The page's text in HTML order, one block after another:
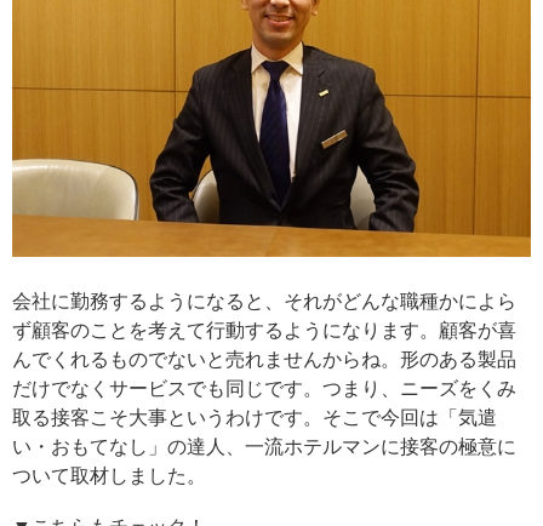
会社に勤務するようになると、それがどんな職種かによら
ず顧客のことを考えて行動するようになります。顧客が喜
んでくれるものでないと売れませんからね。形のある製品
だけでなくサービスでも同じです。つまり、ニーズをくみ
取る接客こそ大事というわけです。そこで今回は「気遣
い・おもてなし」の達人、一流ホテルマンに接客の極意に
ついて取材しました。